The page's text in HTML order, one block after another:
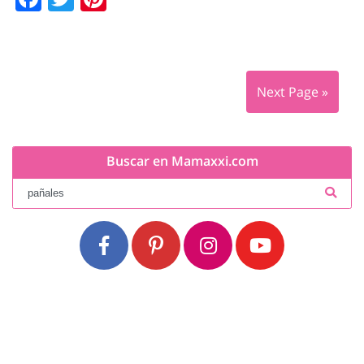
Next Page »
Buscar en Mamaxxi.com